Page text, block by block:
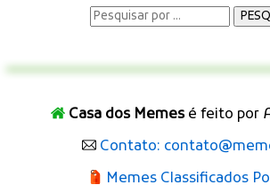
Casa dos Memesé feito por
Contato:
Memes Classificados